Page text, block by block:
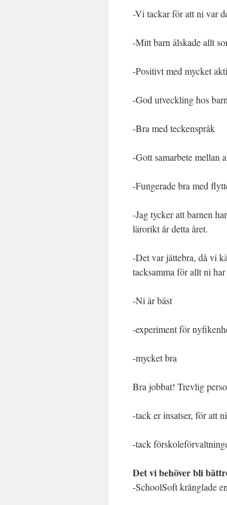
-Vi tackar för att ni var
-Mitt barn älskade allt
-Positivt med mycket
-God utveckling hos
-Bra med teckenspråk
-Gott samarbete mellan
-Fungerade bra med
-Jag tycker att barnen
lärorikt år detta året.
-Det var jättebra, då vi
tacksamma för allt ni
-Ni är bäst
-experiment för
-mycket bra
Bra jobbat! Trevlig
-tack er insatser, för att
-tack
Det vi behöver bli
-SchoolSoft krånglade